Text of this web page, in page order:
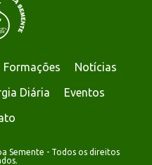
Formações
Notícias
Diária
Eventos
Semente - Todos os direitos